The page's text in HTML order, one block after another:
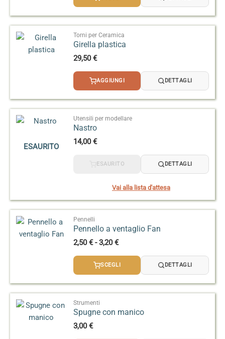
14,50 €
Torni per Ceramica
Girella plastica
29,50€
AGGIUNGI DETTAGLI
ESAURITO
Utensili per modellare
Nastro
14,00€
ESAURITO DETTAGLI
Vai alla lista d'attesa
Pennelli
Pennello a ventaglio Fan
2,50€ - 3,20€Fascia
prezzo:
SCEGLI DETTAGLI
Strumenti
Spugne con manico
3,00€